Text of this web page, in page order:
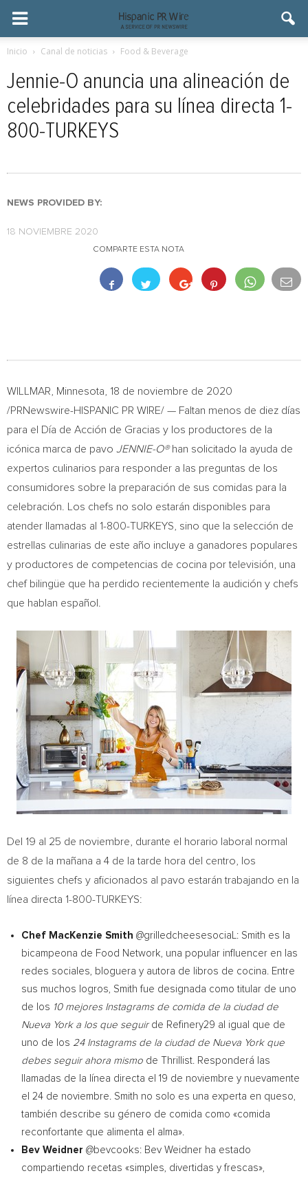
Inicio Canal de noticias Food & Beverage
Jennie-O anuncia una alineación de
celebridades para su línea directa 1-
800-TURKEYS
NEWS PROVIDED BY:
18 NOVIEMBRE 2020
COMPARTE ESTA NOTA
WILLMAR, Minnesota , 18 de noviembre de 2020
/PRNewswire-HISPANIC PR WIRE/ — Faltan menos de diez días
para el Día de Acción de Gracias y los productores de la
icónica marca de pavo JENNIE-O®han solicitado la ayuda de
expertos culinarios para responder a las preguntas de los
consumidores sobre la preparación de sus comidas para la
celebración. Los chefs no solo estarán disponibles para
atender llamadas al 1-800-TURKEYS, sino que la selección de
estrellas culinarias de este año incluye a ganadores populares
y productores de competencias de cocina por televisión, una
chef bilingüe que ha perdido recientemente la audición y chefs
que hablan español.
Del 19 al 25 de noviembre, durante el horario laboral normal
de 8 de la mañana a 4 de la tarde hora del centro, los
siguientes chefs y aficionados al pavo estarán trabajando en la
línea directa 1-800-TURKEYS:
Chef MacKenzie Smith @grilledcheesesociaL: Smith es la
bicampeona de Food Network, una popular influencer en las
redes sociales, bloguera y autora de libros de cocina. Entre
sus muchos logros, Smith fue designada como titular de uno
de los 10 mejores Instagrams de comida de la ciudad de
Nueva Yorka los que seguirde Refinery29 al igual que de
uno de los 24 Instagrams de la ciudad de Nueva Yorkque
debes seguir ahora mismo de Thrillist. Responderá las
llamadas de la línea directa el 19 de noviembre y nuevamente
el 24 de noviembre. Smith no solo es una experta en queso,
también describe su género de comida como «comida
reconfortante que alimenta el alma».
Bev Weidner @bevcooks: Bev Weidner ha estado
compartiendo recetas «simples, divertidas y frescas»,